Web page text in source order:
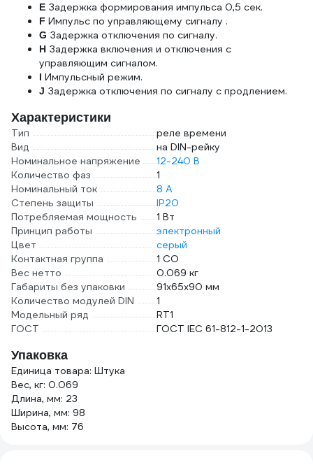
E Задержка формирования импульса 0,5 сек.
F Импульс по управляющему сигналу .
G Задержка отключения по сигналу.
H Задержка включения и отключения с
управляющим сигналом.
I Импульсный режим.
J Задержка отключения по сигналу с продлением.
Характеристики
Тип
реле времени
Вид
на DIN-рейку
Номинальное напряжение
12-240 В
Количество фаз
1
Номинальный ток
8 А
Степень защиты
IP20
Потребляемая мощность
1 Вт
Принцип работы
электронный
Цвет
серый
Контактная группа
1 СО
Вес нетто
0.069 кг
Габариты без упаковки
91х65х90 мм
Количество модулей DIN
1
Модельный ряд
RT1
ГОСТ
ГОСТ IEC 61-812-1-2013
Упаковка
Единица товара: Штука
Вес, кг: 0.069
Длина, мм: 23
Ширина, мм: 98
Высота, мм: 76